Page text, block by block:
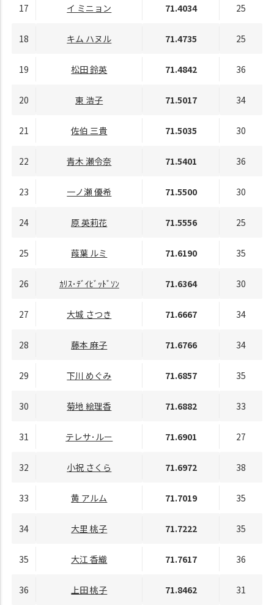
17 イ ミニョン 71.4034 25
18 キム ハヌル 71.4735 25
19 松田 鈴英 71.4842 36
20 東 浩子 71.5017 34
21 佐伯 三貴 71.5035 30
22 青木 瀬令奈 71.5401 36
23 一ノ瀬 優希 71.5500 30
24 原 英莉花 71.5556 25
25 葭葉 ルミ 71.6190 35
26 ｶﾘｽ･ﾃﾞｲﾋﾞｯﾄﾞｿﾝ 71.6364 30
27 大城 さつき 71.6667 34
28 藤本 麻子 71.6766 34
29 下川 めぐみ 71.6857 35
30 菊地 絵理香 71.6882 33
31 テレサ･ルー 71.6901 27
32 小祝 さくら 71.6972 38
33 黄 アルム 71.7019 35
34 大里 桃子 71.7222 35
35 大江 香織 71.7617 36
36 上田 桃子 71.8462 31